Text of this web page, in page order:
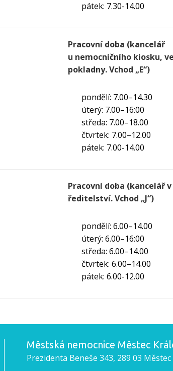
pátek: 7.30-14.00
Pracovní doba (kancelář
u nemocničního kiosku,
pokladny. Vchod „E“)
pondělí: 7.00–14.30
úterý: 7.00–16:00
středa: 7.00–18.00
čtvrtek: 7.00–12.00
pátek: 7.00-14.00
Pracovní doba (kancelář
ředitelství. Vchod „J“)
pondělí: 6.00–14.00
úterý: 6.00–16:00
středa: 6.00–14.00
čtvrtek: 6.00–14.00
pátek: 6.00-12.00
Městská nemocnice Městec
Prezidenta Beneše 343, 289 03